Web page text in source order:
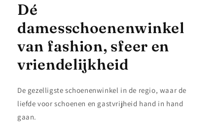
Dé
damesschoenenwinkel
van fashion, sfeer en
vriendelijkheid
De gezelligste schoenenwinkel in de regio, waar de
liefde voor schoenen en gastvrijheid hand in hand
gaan.